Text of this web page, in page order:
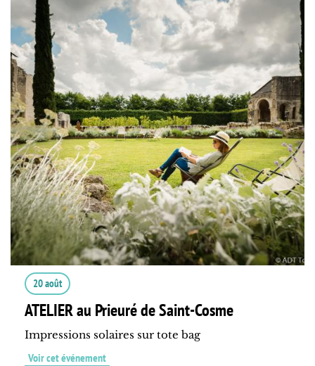
20 août
ATELIER au Prieuré de Saint-Cosme
Impressions solaires sur tote bag
Voir cet événement